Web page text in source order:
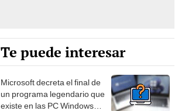
Te puede interesar
Microsoft decreta el final de
un programa legendario que
existe en las PC Windows